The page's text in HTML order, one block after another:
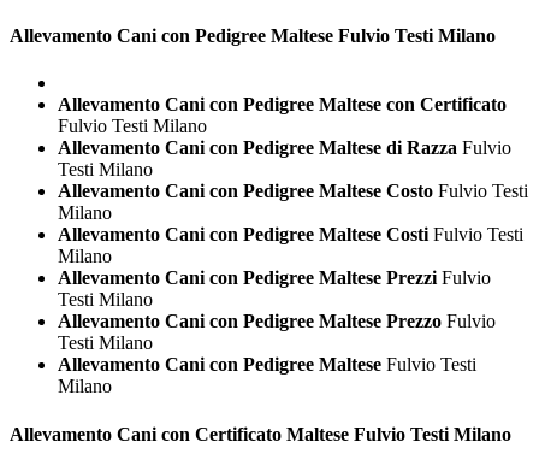
Allevamento Cani con Pedigree Maltese Fulvio Testi Milano
Allevamento Cani con Pedigree Maltese con Certificato
Fulvio Testi Milano
Allevamento Cani con Pedigree Maltese di Razza Fulvio
Testi Milano
Allevamento Cani con Pedigree Maltese Costo Fulvio Testi
Milano
Allevamento Cani con Pedigree Maltese Costi Fulvio Testi
Milano
Allevamento Cani con Pedigree Maltese Prezzi Fulvio
Testi Milano
Allevamento Cani con Pedigree Maltese Prezzo Fulvio
Testi Milano
Allevamento Cani con Pedigree Maltese Fulvio Testi
Milano
Allevamento Cani con Certificato Maltese Fulvio Testi Milano